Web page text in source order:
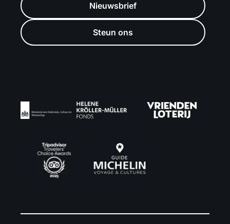
Nieuwsbrief
Steun ons